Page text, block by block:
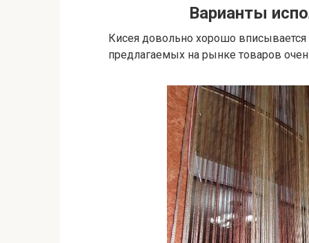
Варианты
Кисея довольно хорошо
предлагаемых на рынке товаров